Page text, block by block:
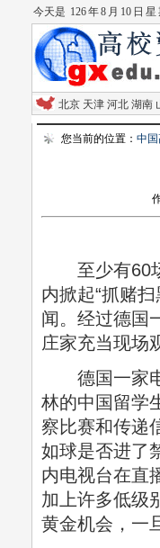
今天是 126 年 8 月 10 日 星
北京 天津 河北 湖南
您当前的位置： 中国
至少有60场
内掀起“抓赌
闻。经过德国
庄家充当现场
德国一家电
林的中国留学
察比赛和传递
如球是否进了
内电视台在直
加上许多低级
黄金机会，一